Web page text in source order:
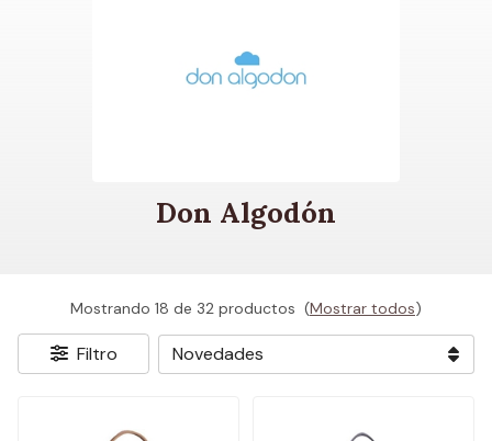
Don Algodón
Mostrando 18 de 32 productos (Mostrar todos)
Filtro